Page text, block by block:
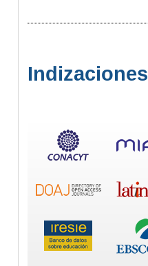
Indizaciones